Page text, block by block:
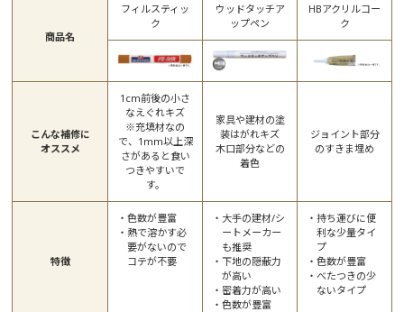
商品名
フィルスティッ
ク
ウッドタッチア
ップペン
HBアクリルコー
ク
こんな補修に
オススメ
1cm前後の小さ
なえぐれキズ
※充填材なの
で、1mm以上深
さがあると食い
つきやすいで
す。
家具や建材の塗
装はがれキズ
木口部分などの
着色
ジョイント部分
のすきま埋め
特徴
色数が豊富
熱で溶かす必
要がないので
コテが不要
大手の建材/シ
ートメーカー
も推奨
下地の隠蔽力
が高い
密着力が高い
色数が豊富
持ち運びに便
利な少量タイ
プ
色数が豊富
べたつきの少
ないタイプ